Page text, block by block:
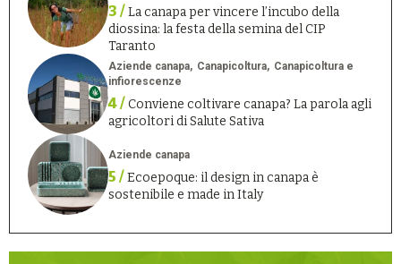
3 /La canapa per vincere l’incubo della
diossina: la festa della semina del CIP
Taranto
Aziende canapa Canapicoltura
Canapicoltura e
infiorescenze
4 /Conviene coltivare canapa? La parola agli
agricoltori di Salute Sativa
Aziende canapa
5 /Ecoepoque: il design in canapa è
sostenibile e made in Italy